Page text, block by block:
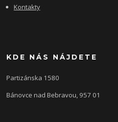
Kontakty
KDE NÁS NÁJDETE
Partizánska 1580
Bánovce nad Bebravou, 957 01